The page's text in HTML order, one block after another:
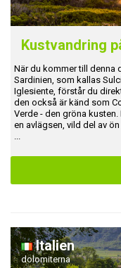
Kustvandring
När du kommer till denna
Sardinien, som kallas
Iglesiente, förstår du
den också är känd som
Verde - den gröna kusten.
en avlägsen, vild del av
Italien
dolomiterna